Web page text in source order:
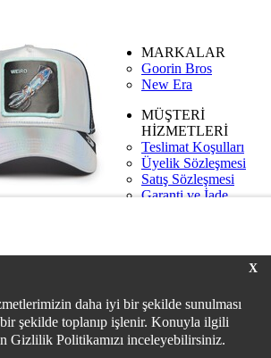
X
daha iyi bir şekilde sunulması
şekilde toplanıp işlenir. Konuyla ilgili
Gizlilik Politikamızı inceleyebilirsiniz.
MARKALAR
Goorin Bros
New Era
MÜŞTERİ
HİZMETLERİ
Teslimat Koşulları
Üyelik Sözleşmesi
Satış Sözleşmesi
Garanti ve İade
İstinye Park AVM